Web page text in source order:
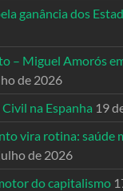
ganância dos
– Miguel Amorós
de 2026
na Espanha 19
vira rotina: saúde
de 2026
do capitalismo